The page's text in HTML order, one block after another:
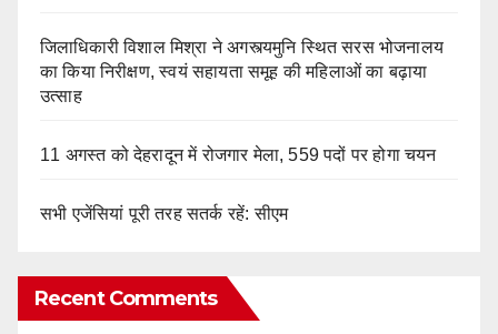
जिलाधिकारी विशाल मिश्रा ने अगस्त्यमुनि स्थित सरस भोजनालय
का किया निरीक्षण, स्वयं सहायता समूह की महिलाओं का बढ़ाया
उत्साह
11 अगस्त को देहरादून में रोजगार मेला, 559 पदों पर होगा चयन
सभी एजेंसियां पूरी तरह सतर्क रहें: सीएम
Recent Comments